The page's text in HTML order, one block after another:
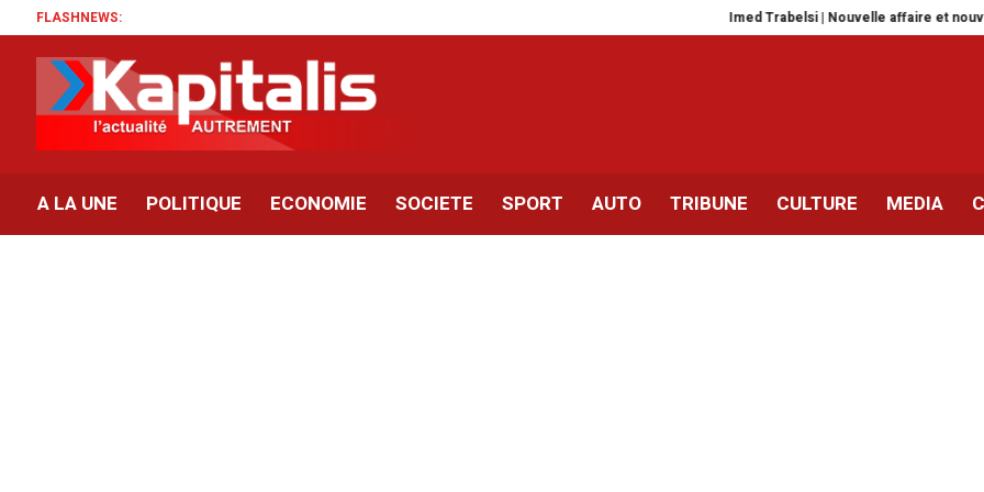
FLASHNEWS: Imed Trabelsi | Nouvelle affaire et nouvelle
A LA UNE POLITIQUE ECONOMIE SOCIETE SPORT AUTO TRIBUNE CULTURE MEDIA